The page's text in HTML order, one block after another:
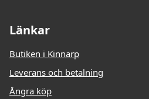
Länkar
Butiken i Kinnarp
Leverans och betalning
Ångra köp